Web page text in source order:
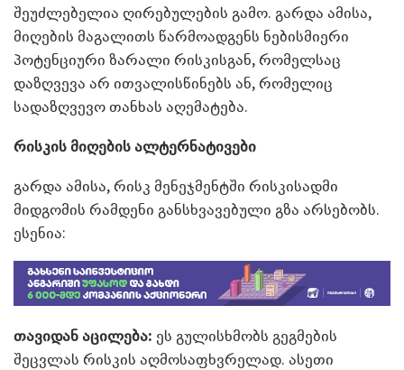
შეუძლებელია ღირებულების გამო. გარდა ამისა,
მიღების მაგალითს წარმოადგენს ნებისმიერი
პოტენციური ზარალი რისკისგან, რომელსაც
დაზღვევა არ ითვალისწინებს ან, რომელიც
სადაზღვევო თანხას აღემატება.
რისკის მიღების ალტერნატივები
გარდა ამისა, რისკ მენეჯმენტში რისკისადმი
მიდგომის რამდენი განსხვავებული გზა არსებობს.
ესენია:
თავიდან აცილება: ეს გულისხმობს გეგმების
შეცვლას რისკის აღმოსაფხვრელად. ასეთი